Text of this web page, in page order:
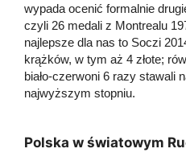
wypada ocenić formalnie
czyli 26 medali z Montrealu
najlepsze dla nas to Soczi
krążków, w tym aż 4 złote;
biało-czerwoni 6 razy stawali
najwyższym stopniu.
Polska w światowym